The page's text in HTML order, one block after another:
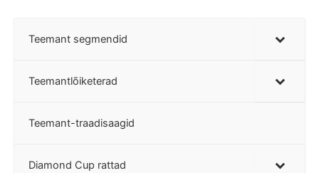
Teemant segmendid
Teemantlõiketerad
Teemant-traadisaagid
Diamond Cup rattad